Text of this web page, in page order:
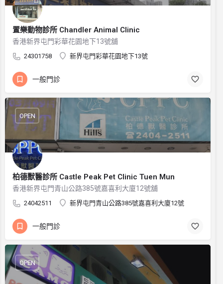
置樂動物診所 Chandler Animal Clinic
香港新界屯門彩華花園地下13號舖
24301758 新界屯門彩華花園地下13號
一般門診
柏德獸醫診所 Castle Peak Pet Clinic Tuen Mun
香港新界屯門青山公路385號嘉喜利大廈12號舖
24042511 新界屯門青山公路385號嘉喜利大廈12號
OPEN
一般門診
OPEN